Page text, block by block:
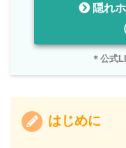
隠れ
＊公式
はじめに